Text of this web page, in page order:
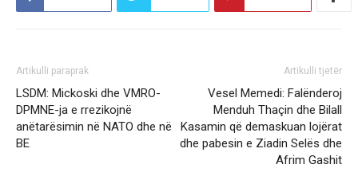
Artikulli paraprak
LSDM: Mickoski dhe VMRO-
DPMNE-ja e rrezikojnë
anëtarësimin në NATO dhe në
BE
Artikulli tjetër
Vesel Memedi: Falënderoj
Menduh Thaçin dhe Bilall
Kasamin që demaskuan lojërat
dhe pabesin e Ziadin Selës dhe
Afrim Gashit